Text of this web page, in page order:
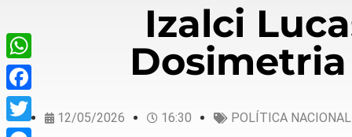
Izalci
12/05/2026 16:30 POLÍTICA NACIONAL
WhatsApp
Facebook
Twitter